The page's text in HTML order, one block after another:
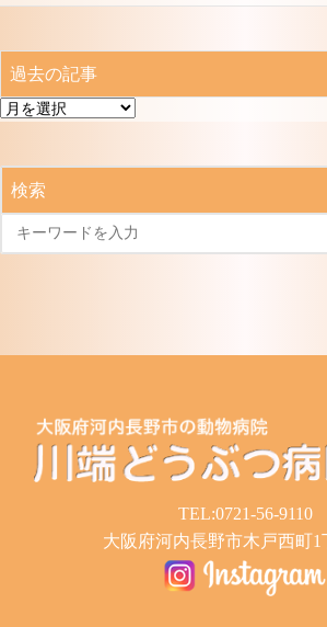
過去の記事
過
記
検索
TEL:0721-56-9110
大阪府河内長野市木戸西町1